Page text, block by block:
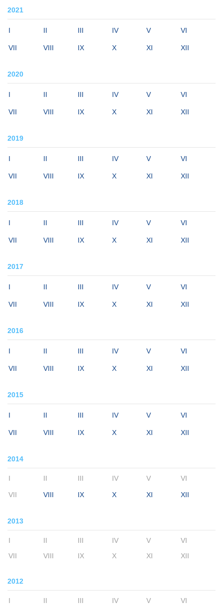
2021
I II III IV V VI
VII VIII IX X XI XII
2020
I II III IV V VI
VII VIII IX X XI XII
2019
I II III IV V VI
VII VIII IX X XI XII
2018
I II III IV V VI
VII VIII IX X XI XII
2017
I II III IV V VI
VII VIII IX X XI XII
2016
I II III IV V VI
VII VIII IX X XI XII
2015
I II III IV V VI
VII VIII IX X XI XII
2014
I II III IV V VI
VII VIII IX X XI XII
2013
I II III IV V
VI
VII
VIII IX X XI XII
2012
I II III IV V
VI